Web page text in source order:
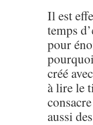
Il est
temps
pour
créé
à lire le
aussi